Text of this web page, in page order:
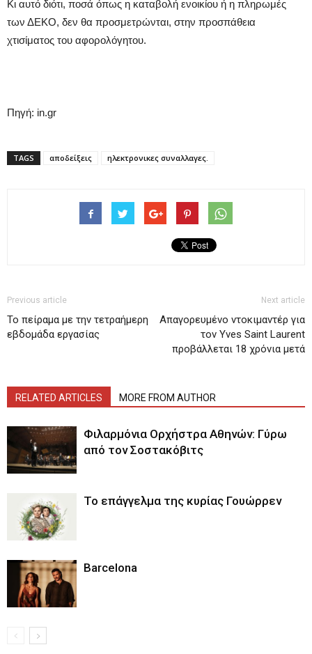
Κι αυτό διότι, ποσά όπως η καταβολή ενοικίου ή η πληρωμές
των ΔΕΚΟ, δεν θα προσμετρώνται, στην προσπάθεια
χτισίματος του αφορολόγητου.
Πηγή: in.gr
TAGS αποδείξεις ηλεκτρονικες συναλλαγες.
Previous article
Το πείραμα με την τετραήμερη
εβδομάδα εργασίας
Next article
Απαγορευμένο ντοκιμαντέρ για
τον Yves Saint Laurent
προβάλλεται 18 χρόνια μετά
RELATED ARTICLES MORE FROM AUTHOR
Φιλαρμόνια Ορχήστρα Αθηνών: Γύρω
από τον Σοστακόβιτς
Το επάγγελμα της κυρίας Γουώρρεν
Barcelona